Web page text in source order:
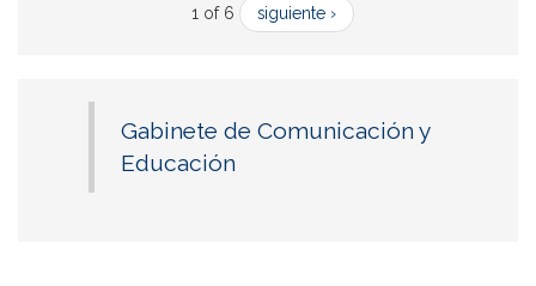
1 of 6 siguiente ›
Gabinete de Comunicación y
Educación